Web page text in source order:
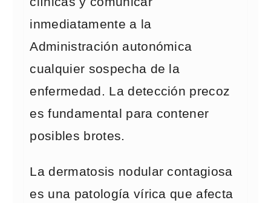
inmediatamente a la
Administración autonómica
cualquier sospecha de la
enfermedad. La detección precoz
es fundamental para contener
posibles brotes.
La dermatosis nodular contagiosa
es una patología vírica que afecta